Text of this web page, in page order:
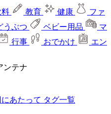
料 教育 健康
ファ
うぶつ ベビー用品
マ
行事 おでかけ
エン
ンテナ
あたって タグ一覧